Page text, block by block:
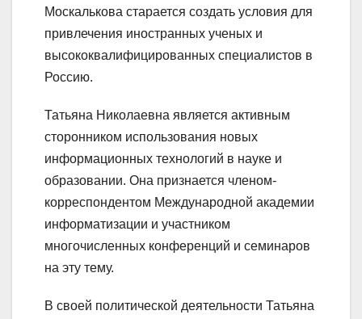
Москалькова старается создать условия для
привлечения иностранных ученых и
высококвалифицированных специалистов в
Россию.
Татьяна Николаевна является активным
сторонником использования новых
информационных технологий в науке и
образовании. Она признается членом-
корреспондентом Международной академии
информатизации и участником
многочисленных конференций и семинаров
на эту тему.
В своей политической деятельности Татьяна